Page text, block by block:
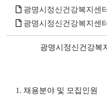
광명시정신건강복지센
광명시정신건강복지센
광명시정신건강복
1. 채용분야 및 모집인원